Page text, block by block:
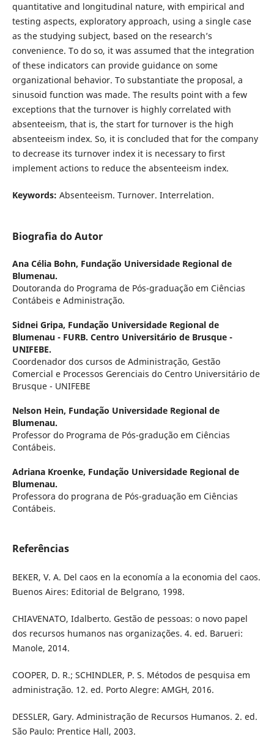
quantitative and longitudinal nature, with empirical and
testing aspects, exploratory approach, using a single case
as the studying subject, based on the research’s
convenience. To do so, it was assumed that the integration
of these indicators can provide guidance on some
organizational behavior. To substantiate the proposal, a
sinusoid function was made. The results point with a few
exceptions that the turnover is highly correlated with
absenteeism, that is, the start for turnover is the high
absenteeism index. So, it is concluded that for the company
to decrease its turnover index it is necessary to first
implement actions to reduce the absenteeism index.
Keywords: Absenteeism. Turnover. Interrelation.
Biografia do Autor
Ana Célia Bohn, Fundação Universidade Regional de
Blumenau.
Doutoranda do Programa de Pós-graduação em Ciências
Contábeis e Administração.
Sidnei Gripa, Fundação Universidade Regional de
Blumenau - FURB. Centro Universitário de Brusque -
UNIFEBE.
Coordenador dos cursos de Administração, Gestão
Comercial e Processos Gerenciais do Centro Universitário de
Brusque - UNIFEBE
Nelson Hein, Fundação Universidade Regional de
Blumenau.
Professor do Programa de Pós-gradução em Ciências
Contábeis.
Adriana Kroenke, Fundação Universidade Regional de
Blumenau.
Professora do prograna de Pós-graduação em Ciências
Contábeis.
Referências
BEKER, V. A. Del caos en la economía a la economia del caos.
Buenos Aires: Editorial de Belgrano, 1998.
CHIAVENATO, Idalberto. Gestão de pessoas: o novo papel
dos recursos humanos nas organizações. 4. ed. Barueri:
Manole, 2014.
COOPER, D. R.; SCHINDLER, P. S. Métodos de pesquisa em
administração. 12. ed. Porto Alegre: AMGH, 2016.
DESSLER, Gary. Administração de Recursos Humanos. 2. ed.
São Paulo: Prentice Hall, 2003.